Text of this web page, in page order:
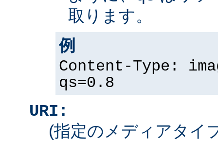
取ります。
例
Content-Type:
qs=0.8
URI:
(指定のメディアタイ